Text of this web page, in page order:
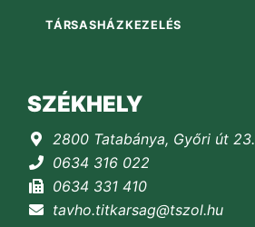
TÁRSASHÁZKEZELÉS
SZÉKHELY
2800 Tatabánya, Győri út 23.
0634 316 022
0634 331 410
tavho.titkarsag@tszol.hu